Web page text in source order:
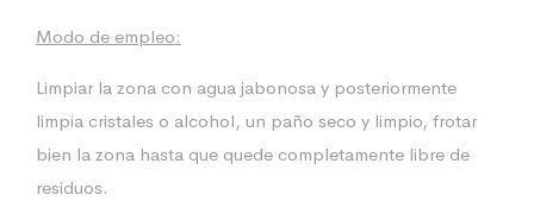
Modo de empleo:
Limpiar la zona con agua jabonosa y posteriormente
limpia cristales o alcohol, un paño seco y limpio, frotar
bien la zona hasta que quede completamente libre de
residuos.